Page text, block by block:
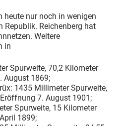
nur noch in wenigen
Republik. Reichenberg hat
Weitere
in
Spurweite, 70,2 Kilometer
August 1869;
1435 Millimeter Spurweite,
7. August 1901;
Spurweite, 15 Kilometer
1899;